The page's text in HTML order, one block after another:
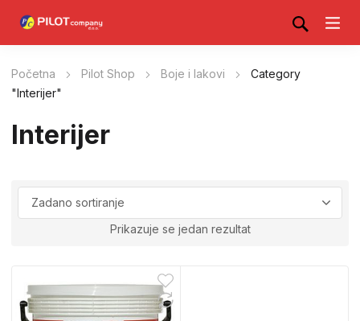
Početna Pilot Shop Boje i lakovi
Category
"Interijer"
Interijer
Prikazuje se jedan rezultat